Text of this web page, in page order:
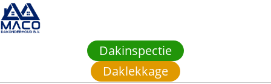
Dakinspectie
Daklekkage